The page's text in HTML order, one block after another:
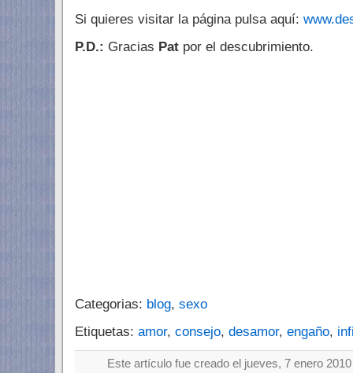
Si quieres visitar la página pulsa aquí:
P.D.: Gracias Pat por el descubrimiento.
Categorias: blog, sexo
Etiquetas: amor, consejo, desamor, engaño,
Este artículo fue creado el jueves, 7 enero